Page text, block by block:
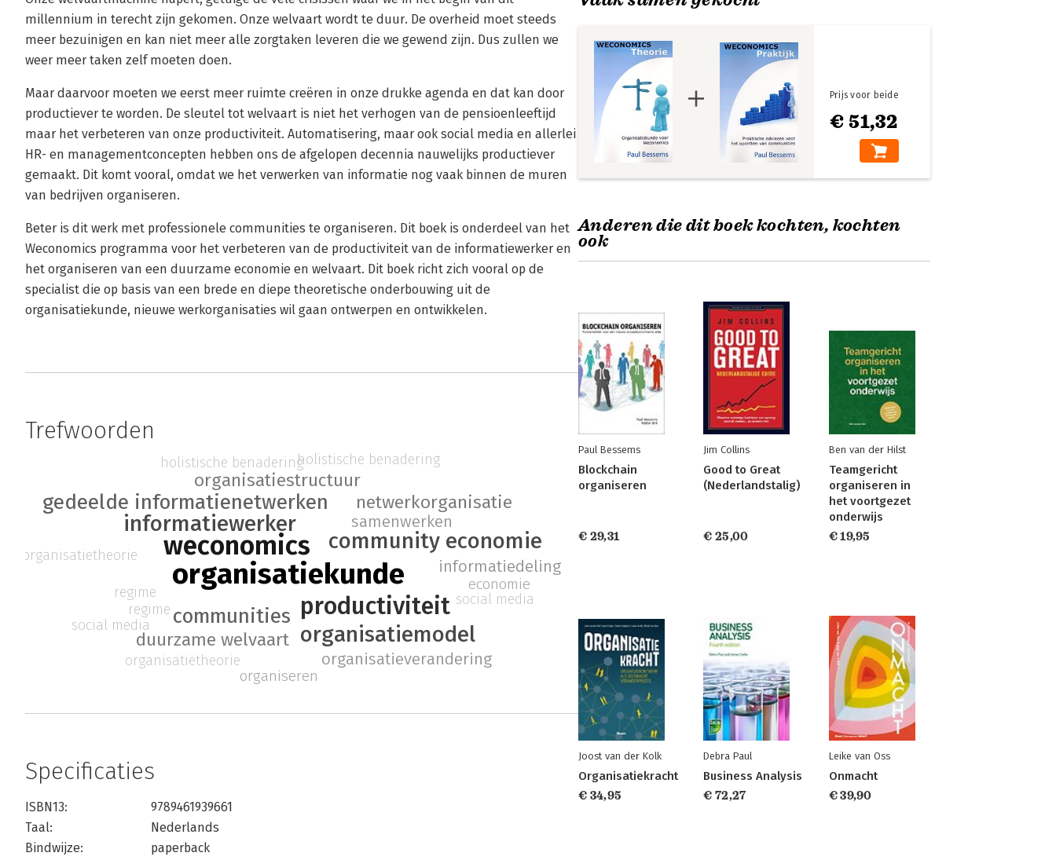
millennium in terecht zijn gekomen. Onze welvaart wordt te duur. De overheid moet steeds
meer bezuinigen en kan niet meer alle zorgtaken leveren die we gewend zijn. Dus zullen we
weer meer taken zelf moeten doen.
Maar daarvoor moeten we eerst meer ruimte creëren in onze drukke agenda en dat kan door
productiever te worden. De sleutel tot welvaart is niet het verhogen van de pensioenleeftijd
maar het verbeteren van onze productiviteit. Automatisering, maar ook social media en allerlei
HR- en managementconcepten hebben ons de afgelopen decennia nauwelijks productiever
gemaakt. Dit komt vooral, omdat we het verwerken van informatie nog vaak binnen de muren
van bedrijven organiseren.
Beter is dit werk met professionele communities te organiseren. Dit boek is onderdeel van het
Weconomics programma voor het verbeteren van de productiviteit van de informatiewerker en
het organiseren van een duurzame economie en welvaart. Dit boek richt zich vooral op de
specialist die op basis van een brede en diepe theoretische onderbouwing uit de
organisatiekunde, nieuwe werkorganisaties wil gaan ontwerpen en ontwikkelen.
Trefwoorden
organisatiekunde
weconomics
productiviteit
informatiewerker
community economie
organisatiemodel
gedeelde informatienetwerken
communities
duurzame welvaart
organisatiestructuur
netwerkorganisatie
samenwerken
informatiedeling
organisatieverandering
economie
organiseren
social media
regime
organisatietheorie
holistische benadering
social media
regime
organisatietheorie
holistische benadering
Specificaties
ISBN13:
9789461939661
Taal:
Nederlands
Bindwijze:
paperback
€ 51,32
Prijs voor beide
Anderen die dit boek kochten, kochten
ook
Paul Bessems
Blockchain
organiseren
€ 29,31
Jim Collins
Good to Great
(Nederlandstalig)
€ 25,00
Ben van der Hilst
Teamgericht
organiseren in
het voortgezet
onderwijs
€ 19,95
Joost van der Kolk
Organisatiekracht
€ 34,95
Debra Paul
Business Analysis
€ 72,27
Leike van Oss
Onmacht
€ 39,90